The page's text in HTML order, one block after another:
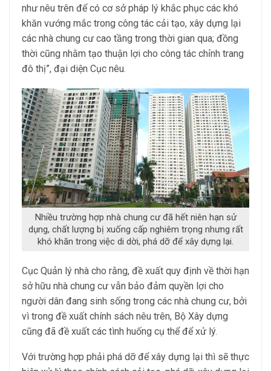
như nêu trên để có cơ sở pháp lý khắc phục các khó
khăn vướng mắc trong công tác cải tạo, xây dựng lại
các nhà chung cư cao tầng trong thời gian qua; đồng
thời cũng nhằm tạo thuận lợi cho công tác chỉnh trang
đô thị”, đại diện Cục nêu.
Nhiều trường hợp nhà chung cư đã hết niên hạn sử
dụng, chất lượng bị xuống cấp nghiêm trọng nhưng rất
khó khăn trong việc di dời, phá dỡ để xây dựng lại.
Cục Quản lý nhà cho rằng, đề xuất quy định về thời hạn
sở hữu nhà chung cư vẫn bảo đảm quyền lợi cho
người dân đang sinh sống trong các nhà chung cư, bởi
vì trong đề xuất chính sách nêu trên, Bộ Xây dựng
cũng đã đề xuất các tình huống cụ thể để xử lý.
Với trường hợp phải phá dỡ để xây dựng lại thì sẽ thực